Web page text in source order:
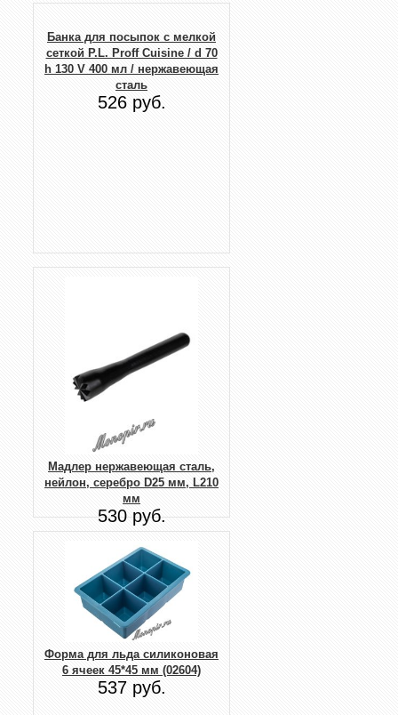
Банка для посыпок с мелкой
сеткой P.L. Proff Cuisine / d 70
h 130 V 400 мл / нержавеющая
сталь
526 руб.
Мадлер нержавеющая сталь,
нейлон, серебро D25 мм, L210
мм
530 руб.
Форма для льда силиконовая
6 ячеек 45*45 мм (02604)
537 руб.